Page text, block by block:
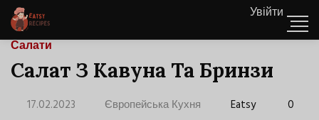
Увійти
Салати
Салат З Кавуна Та Бринзи
17.02.2023 Європейська Кухня Eatsy 0